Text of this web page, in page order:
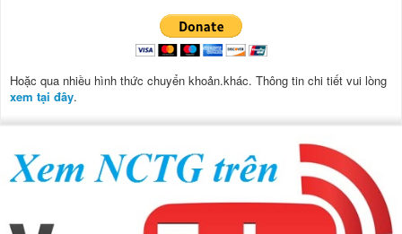
Hoặc qua nhiều hình thức chuyển khoản.khác. Thông tin chi tiết vui lòng
xem tại đây.